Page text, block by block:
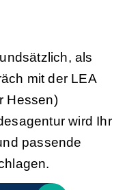
als
mit der LEA
Hessen)
wird Ihr
passende